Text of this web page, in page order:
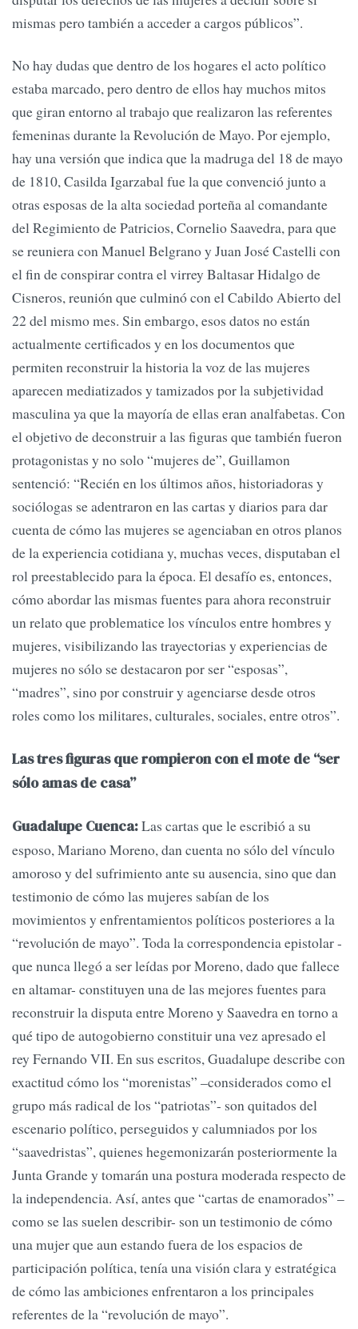
mismas pero también a acceder a cargos públicos”.
No hay dudas que dentro de los hogares el acto político
estaba marcado, pero dentro de ellos hay muchos mitos
que giran entorno al trabajo que realizaron las referentes
femeninas durante la Revolución de Mayo. Por ejemplo,
hay una versión que indica que la madruga del 18 de mayo
de 1810, Casilda Igarzabal fue la que convenció junto a
otras esposas de la alta sociedad porteña al comandante
del Regimiento de Patricios, Cornelio Saavedra, para que
se reuniera con Manuel Belgrano y Juan José Castelli con
el fin de conspirar contra el virrey Baltasar Hidalgo de
Cisneros, reunión que culminó con el Cabildo Abierto del
22 del mismo mes. Sin embargo, esos datos no están
actualmente certificados y en los documentos que
permiten reconstruir la historia la voz de las mujeres
aparecen mediatizados y tamizados por la subjetividad
masculina ya que la mayoría de ellas eran analfabetas. Con
el objetivo de deconstruir a las figuras que también fueron
protagonistas y no solo “mujeres de”, Guillamon
sentenció: “Recién en los últimos años, historiadoras y
sociólogas se adentraron en las cartas y diarios para dar
cuenta de cómo las mujeres se agenciaban en otros planos
de la experiencia cotidiana y, muchas veces, disputaban el
rol preestablecido para la época. El desafío es, entonces,
cómo abordar las mismas fuentes para ahora reconstruir
un relato que problematice los vínculos entre hombres y
mujeres, visibilizando las trayectorias y experiencias de
mujeres no sólo se destacaron por ser “esposas”,
“madres”, sino por construir y agenciarse desde otros
roles como los militares, culturales, sociales, entre otros”.
Las tres figuras que rompieron con el mote de “ser
sólo amas de casa”
Guadalupe Cuenca:Las cartas que le escribió a su
esposo, Mariano Moreno, dan cuenta no sólo del vínculo
amoroso y del sufrimiento ante su ausencia, sino que dan
testimonio de cómo las mujeres sabían de los
movimientos y enfrentamientos políticos posteriores a la
“revolución de mayo”. Toda la correspondencia epistolar -
que nunca llegó a ser leídas por Moreno, dado que fallece
en altamar- constituyen una de las mejores fuentes para
reconstruir la disputa entre Moreno y Saavedra en torno a
qué tipo de autogobierno constituir una vez apresado el
rey Fernando VII. En sus escritos, Guadalupe describe con
exactitud cómo los “morenistas” –considerados como el
grupo más radical de los “patriotas”- son quitados del
escenario político, perseguidos y calumniados por los
“saavedristas”, quienes hegemonizarán posteriormente la
Junta Grande y tomarán una postura moderada respecto de
la independencia. Así, antes que “cartas de enamorados” –
como se las suelen describir- son un testimonio de cómo
una mujer que aun estando fuera de los espacios de
participación política, tenía una visión clara y estratégica
de cómo las ambiciones enfrentaron a los principales
referentes de la “revolución de mayo”.